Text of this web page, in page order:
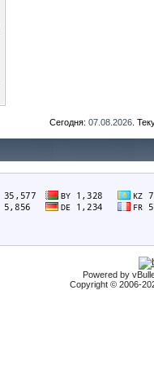
Сегодня: 07.08.2026 .
Powered by
Copyright © 2006-